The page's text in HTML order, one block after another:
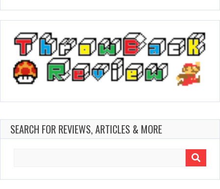
SEARCH FOR REVIEWS, ARTICLES & MORE